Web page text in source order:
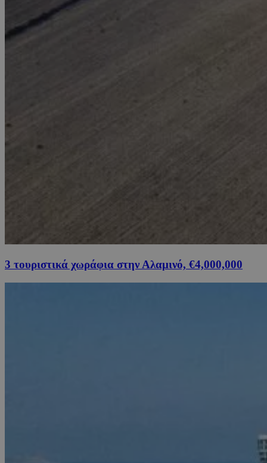
3 τουριστικά χωράφια στην Αλαμινό, €4,000,000